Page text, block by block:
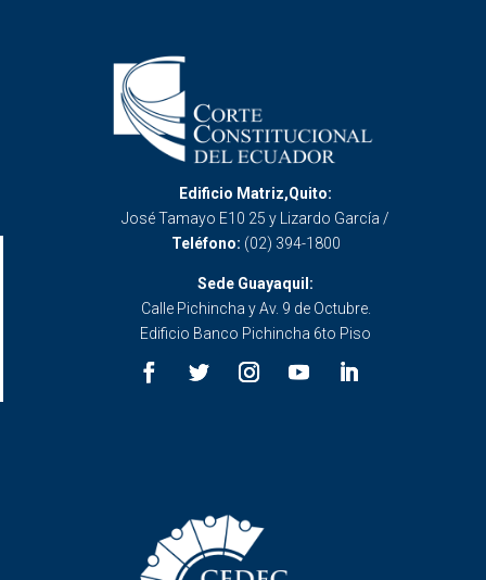
Edificio Matriz,Quito:
José Tamayo E10 25 y Lizardo García /
Teléfono: (02) 394-1800
Sede Guayaquil:
Calle Pichincha y Av. 9 de Octubre.
Edificio Banco Pichincha 6to Piso